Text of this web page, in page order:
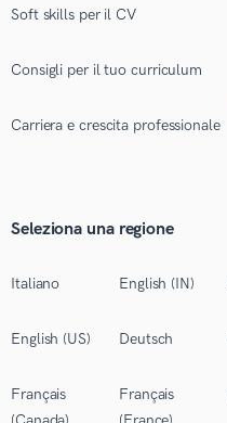
Soft skills per il CV
Consigli per il tuo curriculum
Carriera e crescita professionale
Seleziona una regione
Italiano English (IN)
English (US) Deutsch
Français
Français